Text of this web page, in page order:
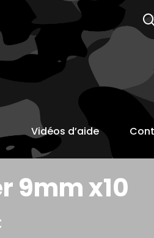
Vidéos d’aide
9mm x10